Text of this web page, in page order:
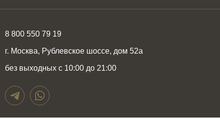
8 800 550 79 19
г. Москва, Рублевское шоссе, дом 52а
без выходных с 10:00 до 21:00